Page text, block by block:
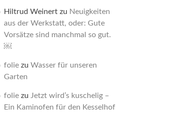
Hiltrud Weinertzu Neuigkeiten
aus der Werkstatt, oder: Gute
Vorsätze sind manchmal so gut.
￼
foliezu Wasser für unseren
Garten
foliezu Jetzt wird’s kuschelig –
Ein Kaminofen für den Kesselhof